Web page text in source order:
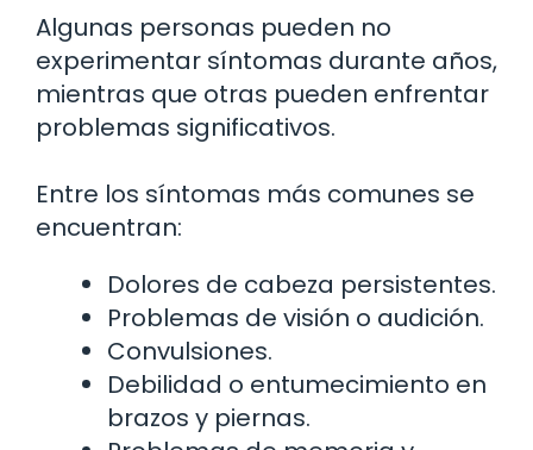
Algunas personas pueden no
experimentar síntomas durante años,
mientras que otras pueden enfrentar
problemas significativos.
Entre los síntomas más comunes se
encuentran:
Dolores de cabeza persistentes.
Problemas de visión o audición.
Convulsiones.
Debilidad o entumecimiento en
brazos y piernas.